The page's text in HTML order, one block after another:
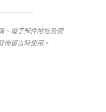
、電子郵件地址及個
佈留言時使用。